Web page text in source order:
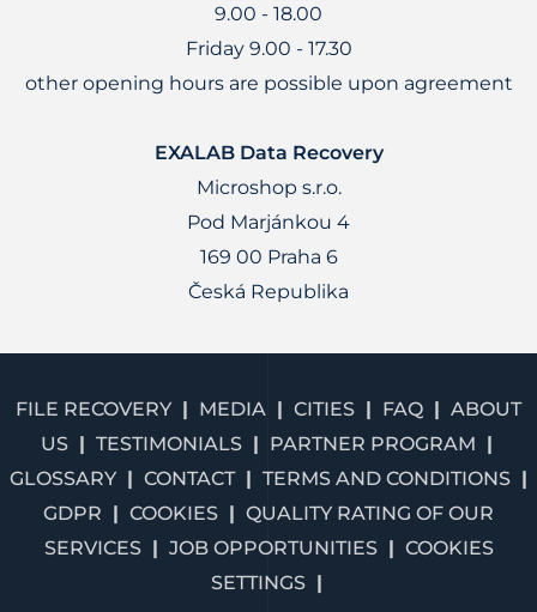
9.00 - 18.00
Friday 9.00 - 17.30
other opening hours are possible upon agreement
EXALAB Data Recovery
Microshop s.r.o.
Pod Marjánkou 4
169 00 Praha 6
Česká Republika
FILE RECOVERY MEDIA CITIES FAQ
ABOUT
US
TESTIMONIALS
PARTNER PROGRAM
GLOSSARY
CONTACT
TERMS AND CONDITIONS
GDPR
COOKIES
QUALITY RATING OF OUR
SERVICES
JOB OPPORTUNITIES
COOKIES
SETTINGS